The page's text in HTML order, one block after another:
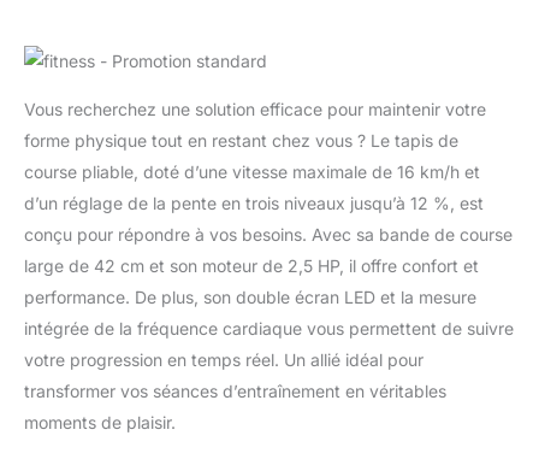
Vous recherchez une solution efficace pour maintenir votre
forme physique tout en restant chez vous ? Le tapis de
course pliable, doté d’une vitesse maximale de 16 km/h et
d’un réglage de la pente en trois niveaux jusqu’à 12 %, est
conçu pour répondre à vos besoins. Avec sa bande de course
large de 42 cm et son moteur de 2,5 HP, il offre confort et
performance. De plus, son double écran LED et la mesure
intégrée de la fréquence cardiaque vous permettent de suivre
votre progression en temps réel. Un allié idéal pour
transformer vos séances d’entraînement en véritables
moments de plaisir.